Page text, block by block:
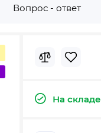
Вопрос - ответ
На складе